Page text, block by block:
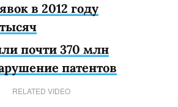
в 2012 году
почти 370 млн
патентов
RELATED VIDEO